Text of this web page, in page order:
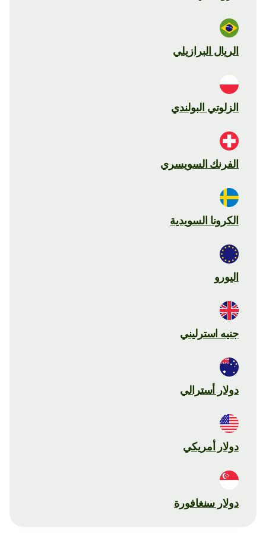
الريال البرازيلي
الزلوتي البولندي
الفرنك السويسري
الكرونا السويدية
اليورو
جنيه استرليني
دولار أسترالي
دولار أمريكي
دولار سنغافورة